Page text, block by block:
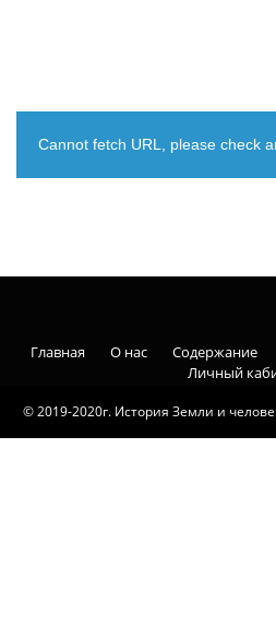
Cannot fetch URL, please check
© 2019-2020г. История Земли и
Главная О нас Содержание
Личный